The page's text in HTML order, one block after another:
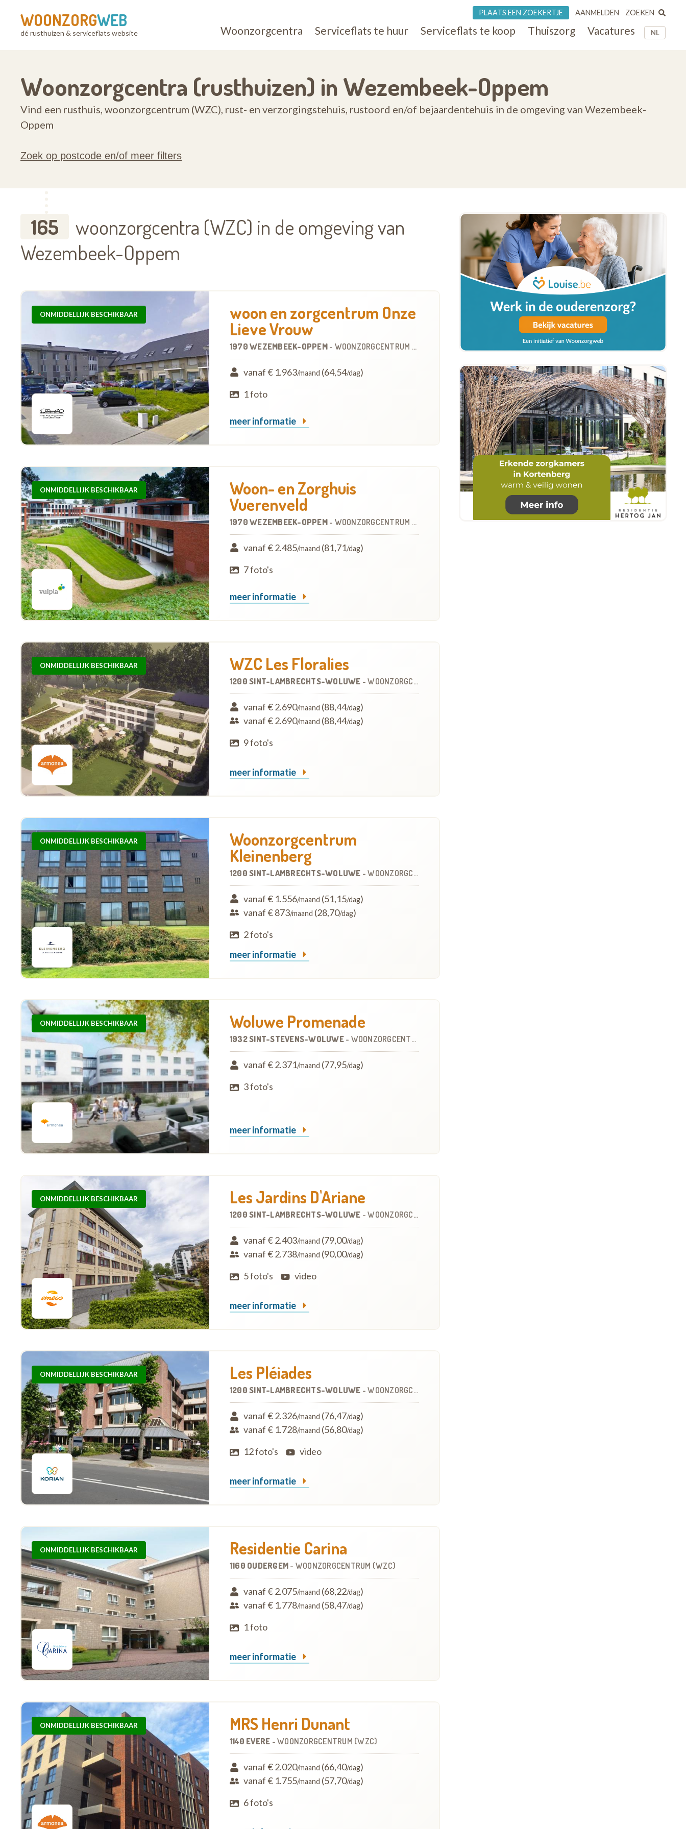
WOONZORGWEB
dé rusthuizen & serviceflats website NL
Woonzorgcentra Serviceflats te huur Serviceflats te koop Thuiszorg Vacatures
PLAATS EEN ZOEKERTJE AANMELDEN ZOEKEN
Woonzorgcentra (rusthuizen) in Wezembeek-Oppem
Vind een rusthuis, woonzorgcentrum (WZC), rust- en verzorgingstehuis, rustoord en/of bejaardentehuis in de omgeving van Wezembeek-
Oppem
Zoek op postcode en/of meer filters
165
woonzorgcentra (WZC) in de omgeving van
Wezembeek-Oppem
ONMIDDELLIJK BESCHIKBAAR woon en zorgcentrum Onze
Lieve Vrouw
1970 WEZEMBEEK-OPPEM - WOONZORGCENTRUM (WZC)
vanaf € 1.963/maand (64,54/dag)
1 foto
meer informatie
ONMIDDELLIJK BESCHIKBAAR Woon- en Zorghuis
Vuerenveld
1970 WEZEMBEEK-OPPEM - WOONZORGCENTRUM (WZC)
vanaf € 2.485/maand (81,71/dag)
7 foto's
meer informatie
ONMIDDELLIJK BESCHIKBAAR WZC Les Floralies
1200 SINT-LAMBRECHTS-WOLUWE -WOONZORGCENTRUM (WZC)
vanaf € 2.690/maand (88,44/dag)
vanaf € 2.690/maand (88,44/dag)
9 foto's
meer informatie
ONMIDDELLIJK BESCHIKBAAR Woonzorgcentrum
Kleinenberg
1200 SINT-LAMBRECHTS-WOLUWE -WOONZORGCENTRUM (WZC)
vanaf € 1.556/maand (51,15/dag)
vanaf € 873/maand (28,70/dag)
2 foto's
meer informatie
ONMIDDELLIJK BESCHIKBAAR Woluwe Promenade
1932 SINT-STEVENS-WOLUWE - WOONZORGCENTRUM (WZC)
vanaf € 2.371/maand (77,95/dag)
3 foto's
meer informatie
ONMIDDELLIJK BESCHIKBAAR Les Jardins D'Ariane
1200 SINT-LAMBRECHTS-WOLUWE -WOONZORGCENTRUM (WZC)
vanaf € 2.403/maand (79,00/dag)
vanaf € 2.738/maand (90,00/dag)
5 foto's
video
meer informatie
ONMIDDELLIJK BESCHIKBAAR Les Pléiades
1200 SINT-LAMBRECHTS-WOLUWE -WOONZORGCENTRUM (WZC)
vanaf € 2.326/maand (76,47/dag)
vanaf € 1.728/maand (56,80/dag)
12 foto's
video
meer informatie
ONMIDDELLIJK BESCHIKBAAR Residentie Carina
1160 OUDERGEM - WOONZORGCENTRUM (WZC)
vanaf € 2.075/maand (68,22/dag)
vanaf € 1.778/maand (58,47/dag)
1 foto
meer informatie
ONMIDDELLIJK BESCHIKBAAR MRS Henri Dunant
1140 EVERE -WOONZORGCENTRUM (WZC)
vanaf € 2.020/maand (66,40/dag)
vanaf € 1.755/maand (57,70/dag)
6 foto's